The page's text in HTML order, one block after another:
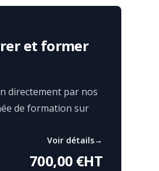
et former
directement par nos
de formation sur
Voir détails→
700,00 €HT